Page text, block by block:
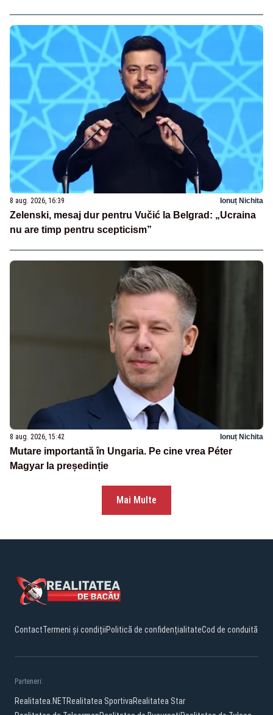
8 aug. 2026, 16:39 Ionuț Nichita
Zelenski, mesaj dur pentru Vučić la Belgrad: „Ucraina
nu are timp pentru scepticism”
8 aug. 2026, 15:42 Ionuț Nichita
Mutare importantă în Ungaria. Pe cine vrea Péter
Magyar la președinție
Mai Multe
ContactTermeni și condițiiPolitică de confidențialitateCod de conduită
Parteneri:
Realitatea.NETRealitatea SportivaRealitatea Star